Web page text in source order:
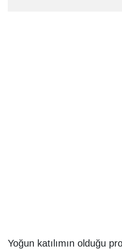
Yoğun katılımın olduğu